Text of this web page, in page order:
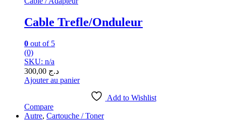
Cable Trefle/Onduleur
0 out of 5
(0)
SKU: n/a
د.ج
Ajouter au panier
Add to Wishlist
Compare
Autre, Cartouche / Toner